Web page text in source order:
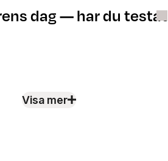
dag — har du testat
Visa mer